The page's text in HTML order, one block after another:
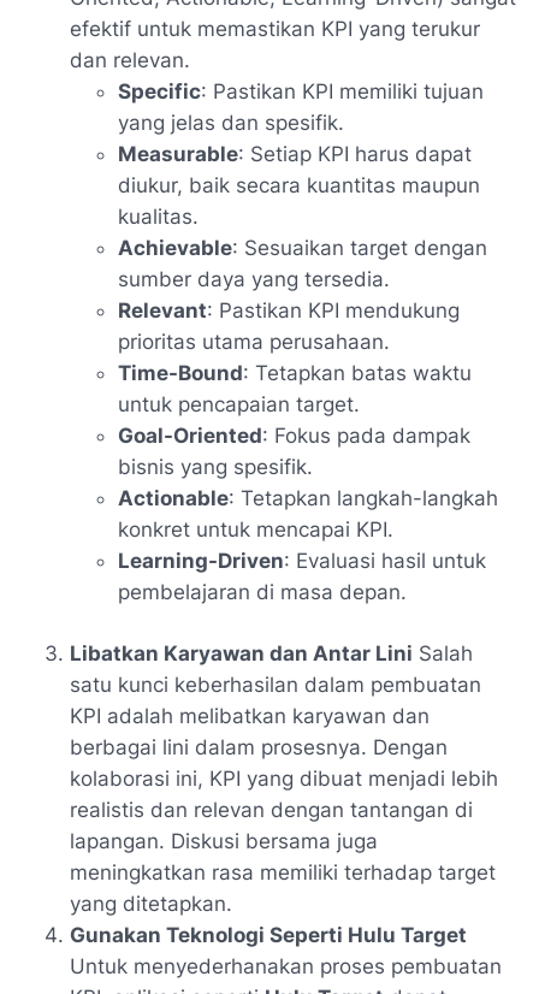
efektif untuk memastikan KPI yang terukur
dan relevan.
Specific: Pastikan KPI memiliki tujuan
yang jelas dan spesifik.
Measurable: Setiap KPI harus dapat
diukur, baik secara kuantitas maupun
kualitas.
Achievable: Sesuaikan target dengan
sumber daya yang tersedia.
Relevant: Pastikan KPI mendukung
prioritas utama perusahaan.
Time-Bound: Tetapkan batas waktu
untuk pencapaian target.
Goal-Oriented: Fokus pada dampak
bisnis yang spesifik.
Actionable: Tetapkan langkah-langkah
konkret untuk mencapai KPI.
Learning-Driven: Evaluasi hasil untuk
pembelajaran di masa depan.
Libatkan Karyawan dan Antar Lini Salah
satu kunci keberhasilan dalam pembuatan
KPI adalah melibatkan karyawan dan
berbagai lini dalam prosesnya. Dengan
kolaborasi ini, KPI yang dibuat menjadi lebih
realistis dan relevan dengan tantangan di
lapangan. Diskusi bersama juga
meningkatkan rasa memiliki terhadap target
yang ditetapkan.
Gunakan Teknologi Seperti Hulu Target
Untuk menyederhanakan proses pembuatan